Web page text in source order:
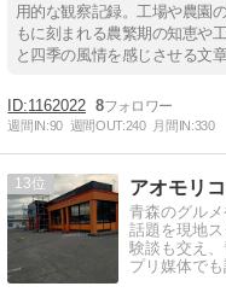
用的な観察記録。工場や農園
もに刻まれる農繁期の知恵や
と四季の風情を感じさせる文
1162022 8
週間IN:90 週間OUT:240 月間IN:330
13 アオモリ
青森のグル
話題を現地
験談も交え
プリ媒体で